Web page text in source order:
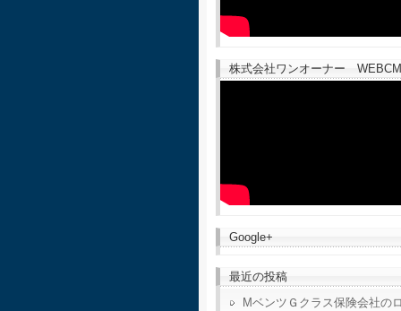
株式会社ワンオーナー
Google+
最近の投稿
MベンツＧクラス保険会社の